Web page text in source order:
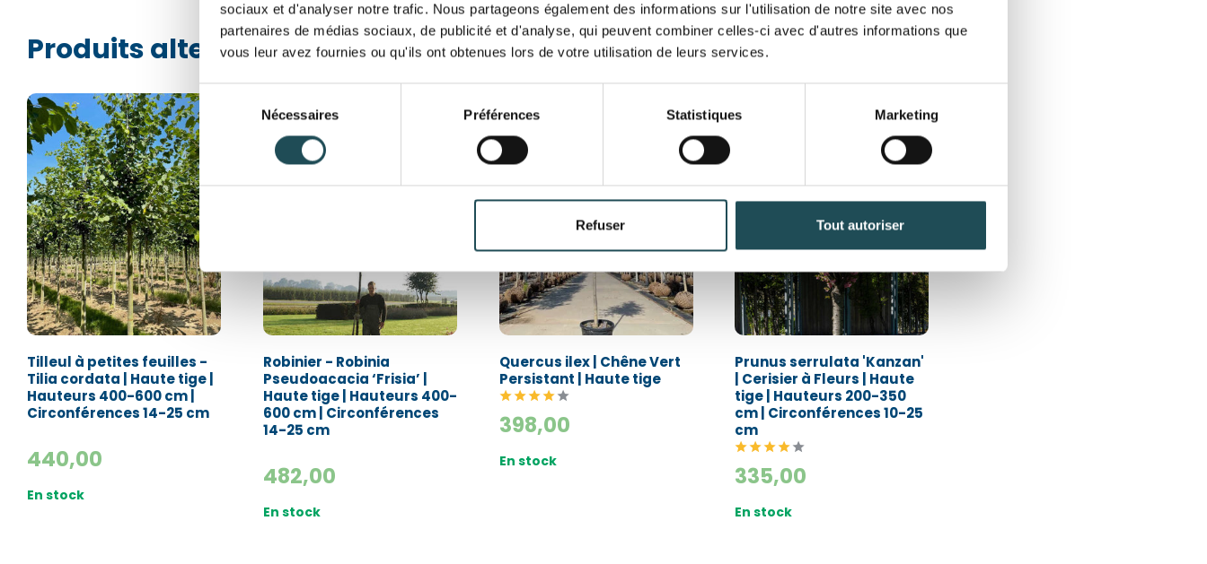
sociaux et d'analyser notre trafic. Nous partageons également des informations sur l'utilisation de notre site avec nos
partenaires de médias sociaux, de publicité et d'analyse, qui peuvent combiner celles-ci avec d'autres informations que
vous leur avez fournies ou qu'ils ont obtenues lors de votre utilisation de leurs services.
Sélection
du
consentement
Nécessaires Préférences Statistiques Marketing
Refuser Tout autoriser
Produits alternatifs
Tilleul à petites feuilles -
Tilia cordata | Haute tige |
Hauteurs 400-600 cm |
Circonférences 14-25 cm
440,00
En stock
Feuillage jaune
Robinier - Robinia
Pseudoacacia ‘Frisia’ |
Haute tige | Hauteurs 400-
600 cm | Circonférences
14-25 cm
482,00
En stock
Meilleure vente
Quercus ilex | Chêne Vert
Persistant | Haute tige
398,00
En stock
Meilleure vente
Prunus serrulata 'Kanzan'
| Cerisier à Fleurs | Haute
tige | Hauteurs 200-350
cm | Circonférences 10-25
cm
335,00
En stock
Nom du produit
Quantité désirée*
- +
Commentaires
Nom du produit
Quantité désirée*
- +
Commentaires